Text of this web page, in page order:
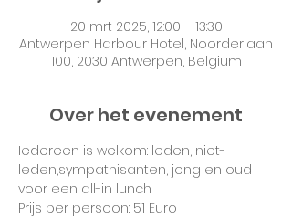
20 mrt 2025, 12:00 – 13:30
Antwerpen Harbour Hotel, Noorderlaan
100, 2030 Antwerpen, Belgium
Over het evenement
Iedereen is welkom: leden, niet-
leden,sympathisanten, jong en oud
voor een all-in lunch
Prijs per persoon: 51 Euro